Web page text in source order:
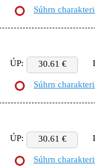
Súhrn
ÚP: 30.61 €
Súhrn
ÚP: 30.61 €
Súhrn